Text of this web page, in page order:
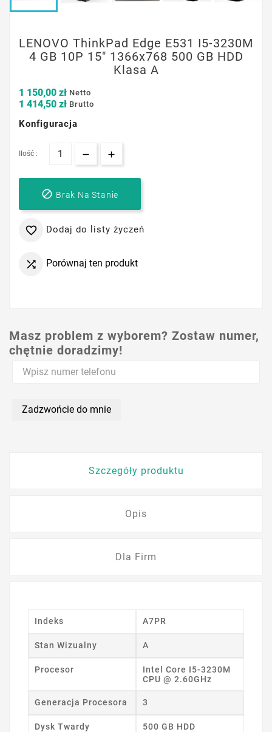
LENOVO ThinkPad Edge E531 I5-3230M
4 GB 10P 15" 1366x768 500 GB HDD
Klasa A
1 150,00 zł Netto
1 414,50 zł Brutto
Konfiguracja
Ilość :
 Brak Na Stanie
 Dodaj do listy życzeń
 Porównaj ten produkt
Masz problem z wyborem? Zostaw numer,
chętnie doradzimy!
Zadzwońcie do mnie
Szczegóły produktu
Opis
Dla Firm
Indeks A7PR
Stan Wizualny A
Procesor
Intel Core I5-3230M
CPU @ 2.60GHz
Generacja Procesora 3
Dysk Twardy 500 GB HDD